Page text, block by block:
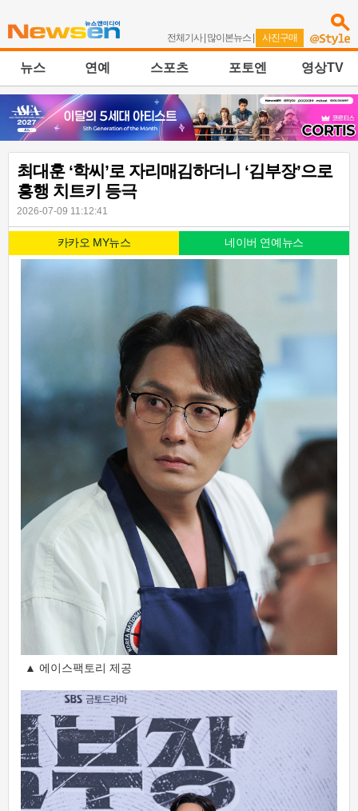
전체기사| 많이본뉴스 | 사진구매
뉴스 연예 스포츠 포토엔 영상TV
최대훈 ‘학씨’로 자리매김하더니 ‘김부장’으로
흥행 치트키 등극
2026-07-09 11:12:41
카카오 MY뉴스 네이버 연예뉴스
▲ 에이스팩토리 제공